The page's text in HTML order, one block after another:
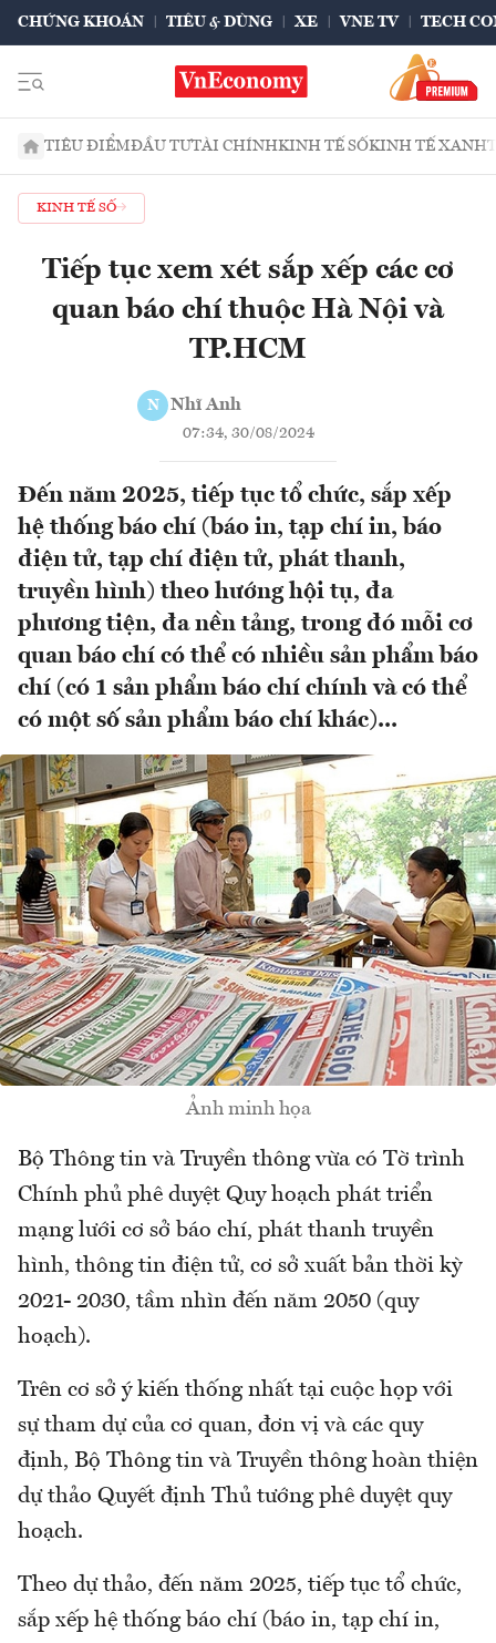
CHỨNG KHOÁN TIÊU & DÙNG XE VNE TV TECH
TIÊU ĐIỂMĐẦU TƯTÀI CHÍNHKINH TẾ SỐKINH TẾ XANH
KINH TẾ SỐ
Tiếp tục xem xét sắp xếp các cơ
quan báo chí thuộc Hà Nội và
TP.HCM
N Nhĩ Anh
07:34, 30/08/2024
Đến năm 2025, tiếp tục tổ chức, sắp xếp
hệ thống báo chí (báo in, tạp chí in, báo
điện tử, tạp chí điện tử, phát thanh,
truyền hình) theo hướng hội tụ, đa
phương tiện, đa nền tảng, trong đó mỗi cơ
quan báo chí có thể có nhiều sản phẩm báo
chí (có 1 sản phẩm báo chí chính và có thể
có một số sản phẩm báo chí khác)...
Ảnh minh họa
Bộ Thông tin và Truyền thông vừa có Tờ trình
Chính phủ phê duyệt Quy hoạch phát triển
mạng lưới cơ sở báo chí, phát thanh truyền
hình, thông tin điện tử, cơ sở xuất bản thời kỳ
2021- 2030, tầm nhìn đến năm 2050 (quy
hoạch).
Trên cơ sở ý kiến thống nhất tại cuộc họp với
sự tham dự của cơ quan, đơn vị và các quy
định, Bộ Thông tin và Truyền thông hoàn thiện
dự thảo Quyết định Thủ tướng phê duyệt quy
hoạch.
Theo dự thảo, đến năm 2025, tiếp tục tổ chức,
sắp xếp hệ thống báo chí (báo in, tạp chí in,